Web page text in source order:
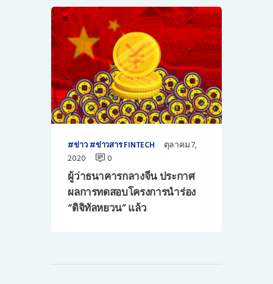
ข่าว ข่าวสาร FINTECH
ตุลาคม 7,
2020
0
ผู้ว่าธนาคารกลางจีน ประกาศ
ผลการทดสอบโครงการนำร่อง
“ดิจิทัลหยวน” แล้ว